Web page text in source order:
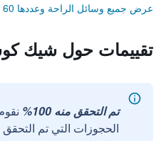
عرض جميع وسائل الراحة وعددها 60
تقييمات حول شيك
تم التحقق منه 100%
الحجوزات التي تم